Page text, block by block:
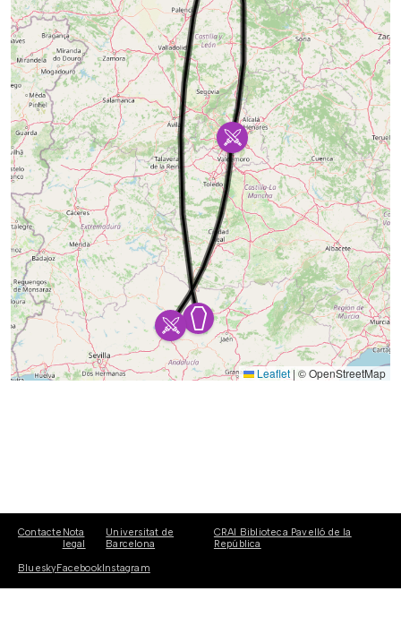
Leaflet | © OpenStreetMap
Contacte Nota
legal
Universitat de
Barcelona
CRAI Biblioteca Pavelló de la
República
BlueskyFacebookInstagram